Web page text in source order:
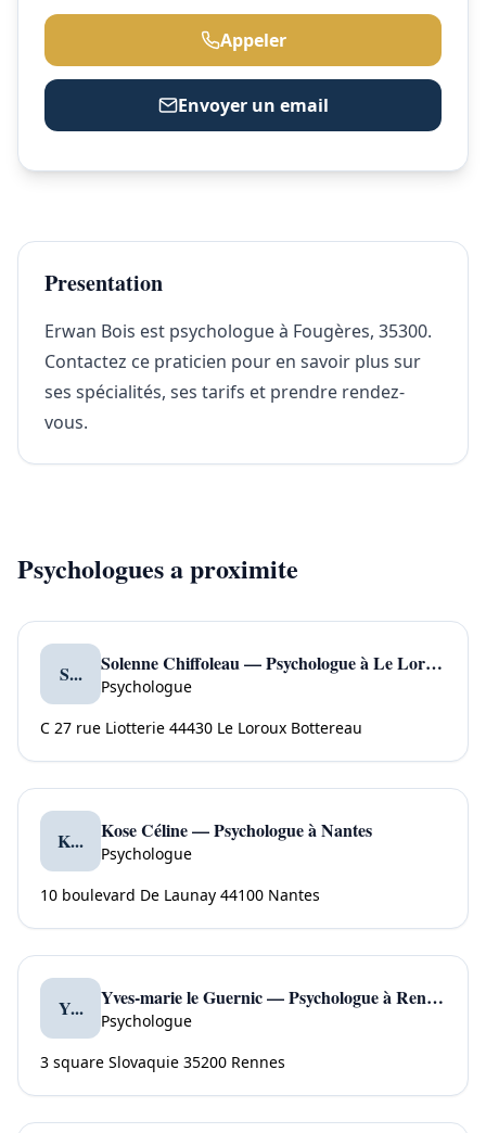
Appeler
Envoyer un email
Presentation
Erwan Bois est psychologue à Fougères, 35300.
Contactez ce praticien pour en savoir plus sur
ses spécialités, ses tarifs et prendre rendez-
vous.
Psychologues a proximite
S... Solenne Chiffoleau — Psychologue à Le Loroux Bottereau
Psychologue
C 27 rue Liotterie 44430 Le Loroux Bottereau
K... Kose Céline — Psychologue à Nantes
Psychologue
10 boulevard De Launay 44100 Nantes
Y... Yves-marie le Guernic — Psychologue à Rennes
Psychologue
3 square Slovaquie 35200 Rennes